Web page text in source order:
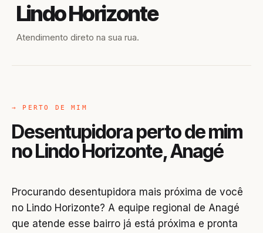
Lindo Horizonte
Atendimento direto na sua rua.
→ PERTO DE MIM
Desentupidora perto de mim
no Lindo Horizonte, Anagé
Procurando desentupidora mais próxima de você
no Lindo Horizonte? A equipe regional de Anagé
que atende esse bairro já está próxima e pronta